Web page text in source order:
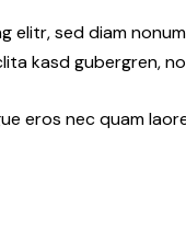
elitr, sed diam
kasd gubergren,
eros nec quam